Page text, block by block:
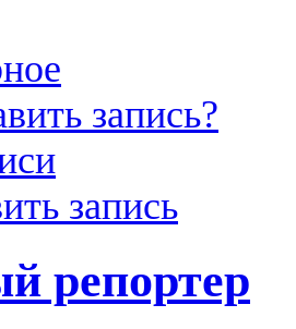
запись?
запись
репортер